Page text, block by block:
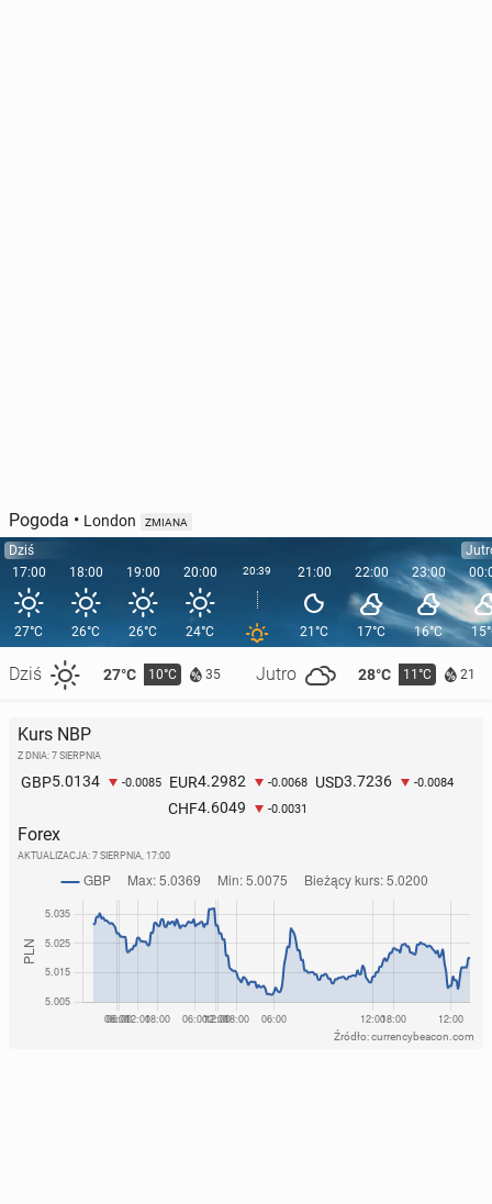
Pogoda • London ZMIANA
Dziś
17:00
27°C
Dziś 27°C 10°C 35 Jutro 28°C 11°C 21
18:00
26°C
19:00
26°C
20:00
24°C
20:39 21:00
21°C
22:00
17°C
23:00
16°C
Kurs NBP
Z DNIA: 7 SIERPNIA
GBP5.0134 -0.0085 EUR4.2982 -0.0068 USD3.7236 -0.0084
CHF4.6049 -0.0031
Forex
AKTUALIZACJA: 7 SIERPNIA, 17:00
Źródło: currencybeacon.com